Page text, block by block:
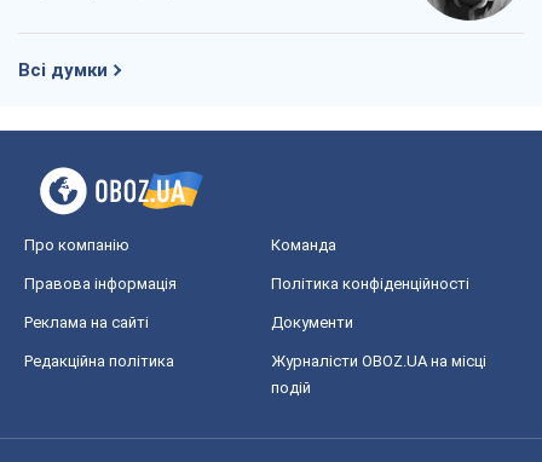
Всі думки
Про компанію Команда
Правова інформація Політика конфіденційності
Реклама на сайті Документи
Редакційна політика
Журналісти OBOZ.UA на місці
подій